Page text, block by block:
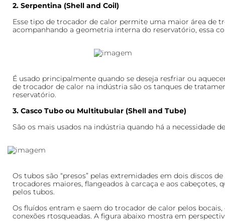
2. Serpentina (Shell and Coil)
Esse tipo de trocador de calor permite uma maior área de
acompanhando a geometria interna do reservatório, essa
É usado principalmente quando se deseja resfriar ou
de trocador de calor na indústria são os tanques de
reservatório.
3. Casco Tubo ou Multitubular (Shell and Tube)
São os mais usados na indústria quando há a necessidade
Os tubos são “presos” pelas extremidades em dois discos
trocadores maiores, flangeados à carcaça e aos
pelos tubos.
Os fluídos entram e saem do trocador de calor pelos
conexões rtosqueadas. A figura abaixo mostra em